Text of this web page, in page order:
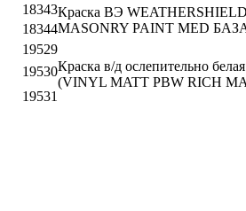
18343Краска ВЭ
MASONRY PAINT MED
18344
19529
Краска в/д ослепительно
(VINYL MATT PBW RICH
19530
19531